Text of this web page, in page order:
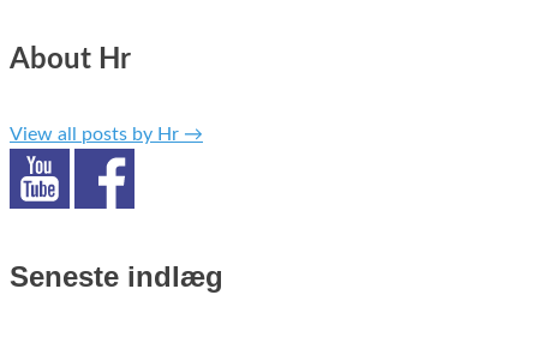
About Hr
View all posts by Hr →
Seneste indlæg